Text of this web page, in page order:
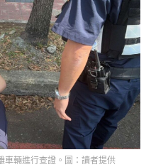
車輛進行查證。圖：讀者提供